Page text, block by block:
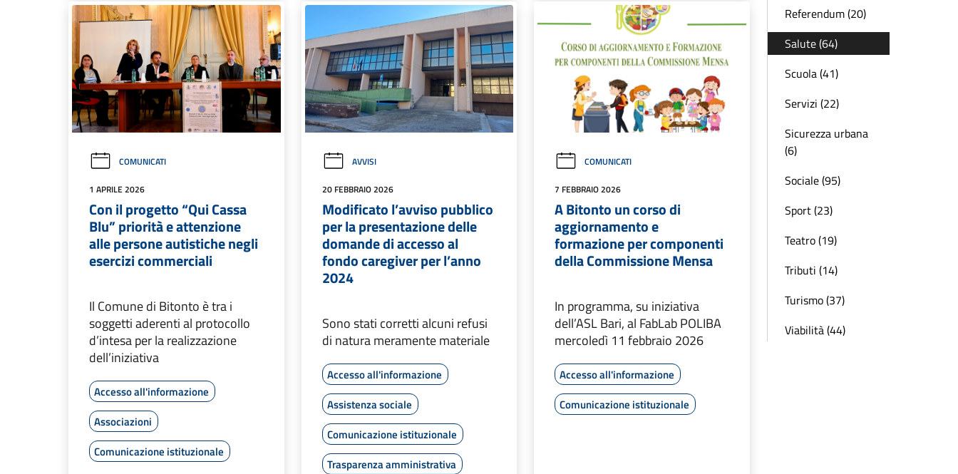
COMUNICATI
1 APRILE 2026
Con il progetto “Qui Cassa
Blu” priorità e attenzione
alle persone autistiche negli
esercizi commerciali
Il Comune di Bitonto è tra i
soggetti aderenti al protocollo
d’intesa per la realizzazione
dell’iniziativa
Accesso all'informazione
Associazioni
Comunicazione istituzionale
AVVISI
20 FEBBRAIO 2026
Modificato l’avviso pubblico
per la presentazione delle
domande di accesso al
fondo caregiver per l’anno
2024
Sono stati corretti alcuni refusi
di natura meramente materiale
Accesso all'informazione
Assistenza sociale
Comunicazione istituzionale
Trasparenza amministrativa
COMUNICATI
7 FEBBRAIO 2026
A Bitonto un corso di
aggiornamento e
formazione per componenti
della Commissione Mensa
In programma, su iniziativa
dell’ASL Bari, al FabLab POLIBA
mercoledì 11 febbraio 2026
Accesso all'informazione
Comunicazione istituzionale
Referendum (20)
Salute (64)
Scuola (41)
Servizi (22)
Sicurezza urbana
(6)
Sociale (95)
Sport (23)
Teatro (19)
Tributi (14)
Turismo (37)
Viabilità (44)